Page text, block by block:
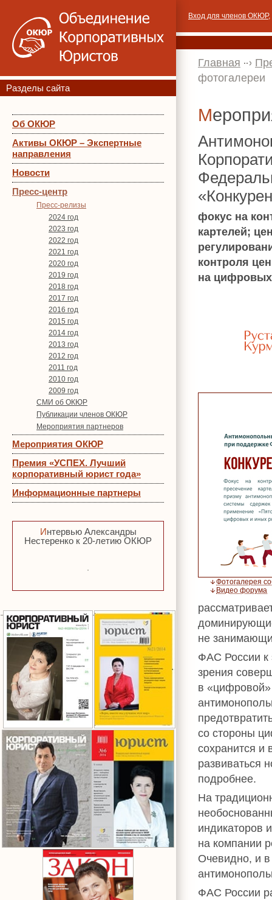
Разделы сайта
Об ОКЮР
Активы ОКЮР – Экспертные
направления
Новости
Пресс-центр
Пресс-релизы
2024 год
2023 год
2022 год
2021 год
2020 год
2019 год
2018 год
2017 год
2016 год
2015 год
2014 год
2013 год
2012 год
2011 год
2010 год
2009 год
СМИ об ОКЮР
Публикации членов ОКЮР
Мероприятия партнеров
Мероприятия ОКЮР
Премия «УСПЕХ. Лучший
корпоративный юрист года»
Информационные партнеры
Интервью Александры
Нестеренко к 20-летию ОКЮР
Вход для членов ОКЮР,
Главная
фотогалереи
фокус на
картелей;
контроля
на
Фотогалерея
Видео форума
не
ФАС России к
зрения
в
со стороны
сохранится и
развиваться
подробнее.
На
индикаторов
на компании
Очевидно, и в
ФАС России